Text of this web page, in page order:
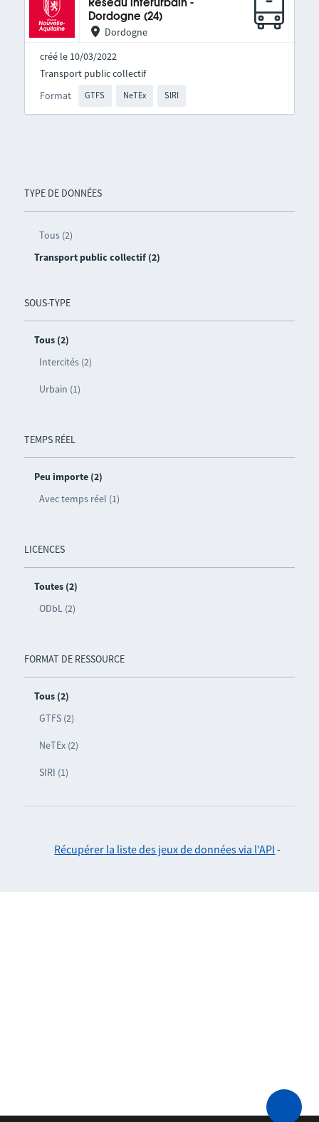
TYPE DE DONNÉES
Tous (2)
Transport public collectif (2)
SOUS-TYPE
Tous (2)
Intercités (2)
Urbain (1)
TEMPS RÉEL
Peu importe (2)
Avec temps réel (1)
LICENCES
Toutes (2)
ODbL (2)
FORMAT DE RESSOURCE
Tous (2)
GTFS (2)
NeTEx (2)
SIRI (1)
Réseau interurbain -
Dordogne (24)
Dordogne
créé le 10/03/2022
Format GTFS NeTEx SIRI
Transport public collectif
Récupérer la liste des jeux de données via l'API -